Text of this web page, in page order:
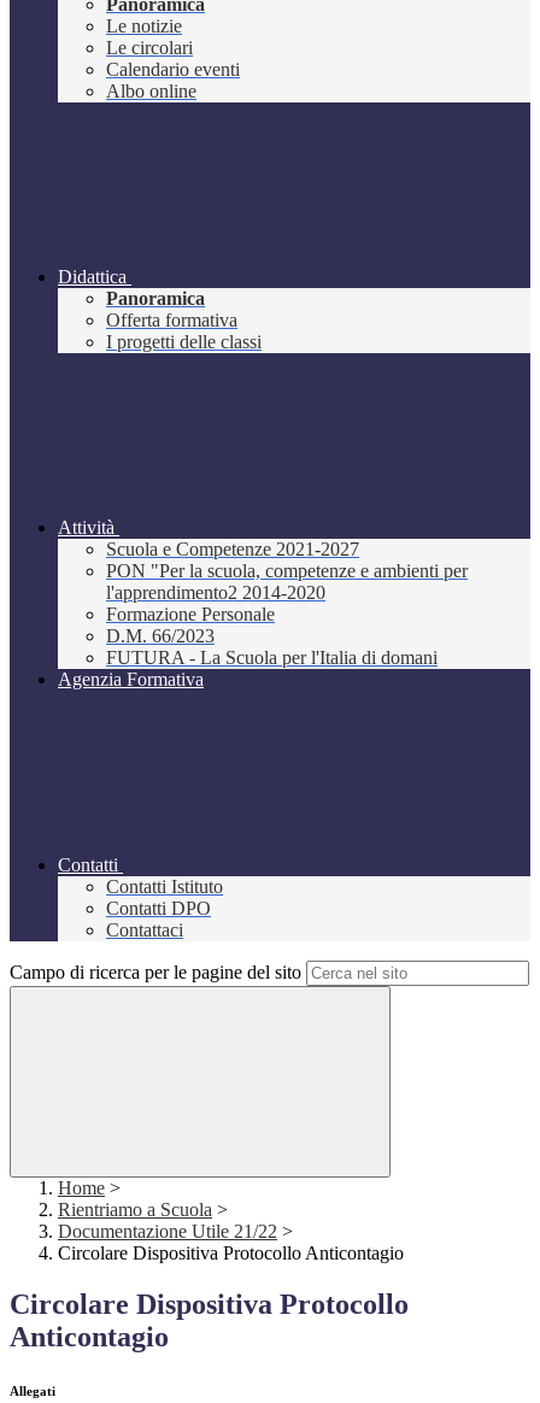
Panoramica
Le notizie
Le circolari
Calendario eventi
Albo online
Didattica
Panoramica
Offerta formativa
I progetti delle classi
Attività
Scuola e Competenze 2021-2027
PON "Per la scuola, competenze e ambienti per
l'apprendimento2 2014-2020
Formazione Personale
D.M. 66/2023
FUTURA - La Scuola per l'Italia di domani
Agenzia Formativa
Contatti
Contatti Istituto
Contatti DPO
Contattaci
Campo di ricerca per le pagine del sito
Home >
Rientriamo a Scuola >
Documentazione Utile 21/22 >
Circolare Dispositiva Protocollo Anticontagio
Circolare Dispositiva Protocollo
Anticontagio
Allegati